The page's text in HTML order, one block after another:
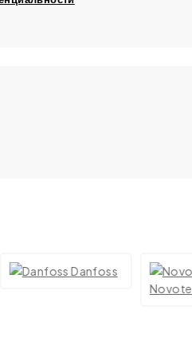
Danfoss
Novotechnik